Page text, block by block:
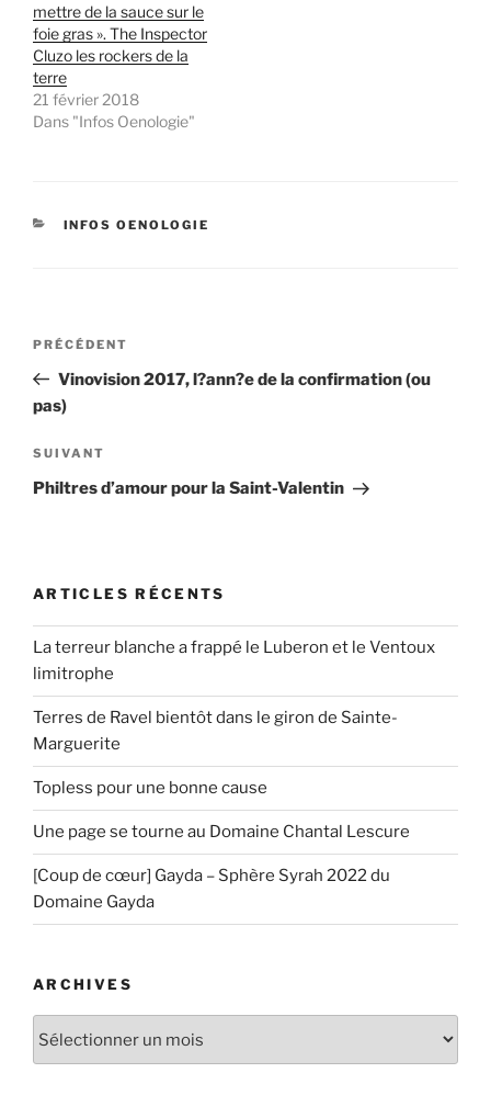
mettre de la sauce sur le
foie gras ». The Inspector
Cluzo les rockers de la
terre
21 février 2018
Dans "Infos Oenologie"
CATÉGORIES
INFOS OENOLOGIE
Navigation
l’article
Article
précédent
PRÉCÉDENT
Vinovision 2017, l?ann?e de la confirmation (ou
pas)
Article
suivant
SUIVANT
Philtres d’amour pour la Saint-Valentin
ARTICLES RÉCENTS
La terreur blanche a frappé le Luberon et le Ventoux
limitrophe
Terres de Ravel bientôt dans le giron de Sainte-
Marguerite
Topless pour une bonne cause
Une page se tourne au Domaine Chantal Lescure
[Coup de cœur] Gayda – Sphère Syrah 2022 du
Domaine Gayda
ARCHIVES